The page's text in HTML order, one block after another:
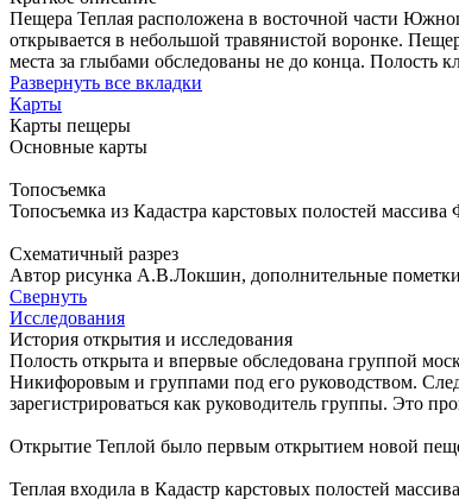
Пещера Теплая расположена в восточной части
открывается в небольшой травянистой воронке.
места за глыбами обследованы не до конца. Полость
Развернуть все вкладки
Карты
Карты пещеры
Основные карты
Топосъемка
Топосъемка из Кадастра карстовых полостей
Схематичный разрез
Автор рисунка А.В.Локшин, дополнительные пометки
Свернуть
Исследования
История открытия и исследования
Полость открыта и впервые обследована группой
Никифоровым и группами под его руководством.
зарегистрироваться как руководитель группы. Это
Открытие Теплой было первым открытием новой
Теплая входила в Кадастр карстовых полостей